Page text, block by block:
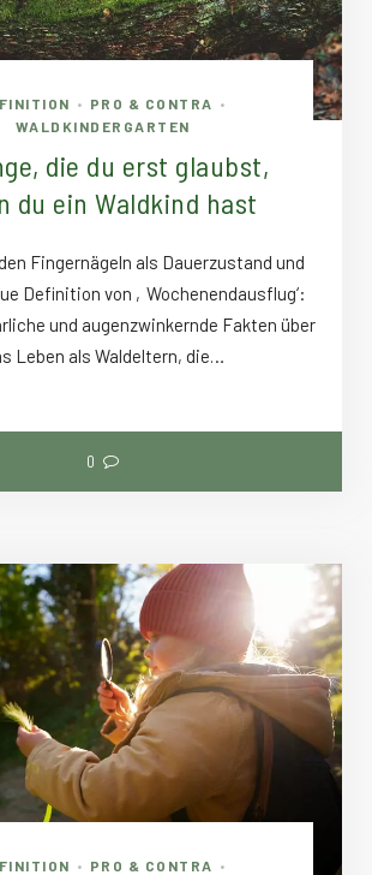
• PRO & CONTRA •
WALDKINDERGARTEN
die du erst glaubst,
du ein Waldkind hast
Fingernägeln als Dauerzustand und
Definition von ‚Wochenendausflug‘:
und augenzwinkernde Fakten über
Leben als Waldeltern, die…
0
• PRO & CONTRA •